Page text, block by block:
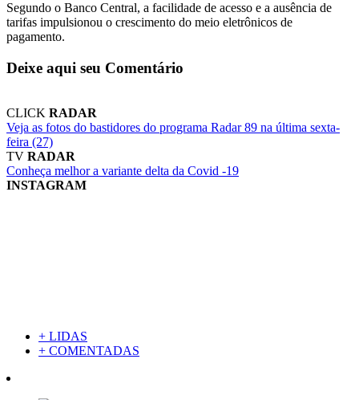
Segundo o Banco Central, a facilidade de acesso e a ausência de
tarifas impulsionou o crescimento do meio eletrônicos de
pagamento.
Deixe aqui seu Comentário
CLICK RADAR
Veja as fotos do bastidores do programa Radar 89 na última sexta-
feira (27)
TV RADAR
Conheça melhor a variante delta da Covid -19
INSTAGRAM
+ LIDAS
+ COMENTADAS